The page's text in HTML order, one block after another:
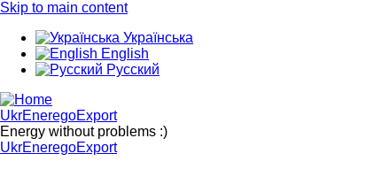
Skip to main content
Українська
English
Русский
UkrEneregoExport
Energy without problems :)
UkrEneregoExport